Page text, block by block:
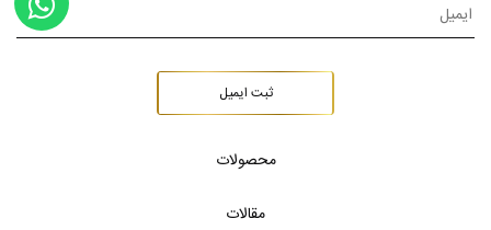
ثبت ایمیل
محصولات
مقالات